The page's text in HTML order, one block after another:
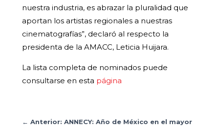
nuestra industria, es abrazar la pluralidad que
aportan los artistas regionales a nuestras
cinematografías”, declaró al respecto la
presidenta de la AMACC, Leticia Huijara.
La lista completa de nominados puede
consultarse en esta página
← Anterior: ANNECY: Año de México en el mayor